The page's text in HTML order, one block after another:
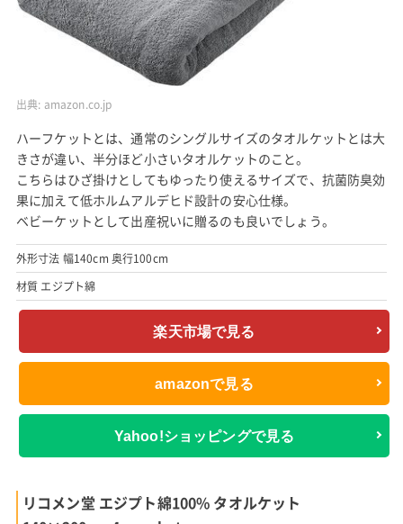
出典: amazon.co.jp
ハーフケットとは、通常のシングルサイズのタオルケットとは大
きさが違い、半分ほど小さいタオルケットのこと。
こちらはひざ掛けとしてもゆったり使えるサイズで、抗菌防臭効
果に加えて低ホルムアルデヒド設計の安心仕様。
ベビーケットとして出産祝いに贈るのも良いでしょう。
外形寸法 幅140cm 奥行100cm
材質 エジプト綿
楽天市場で見る
amazonで見る
Yahoo!ショッピングで見る
リコメン堂 エジプト綿100% タオルケット